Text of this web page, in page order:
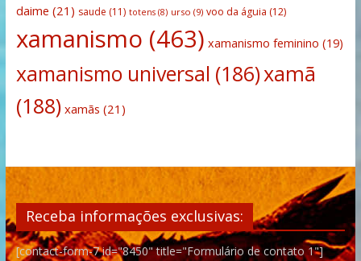
daime (21) saude (11) totens(8) urso (9) voo da águia (12)
xamanismo (463) xamanismo feminino (19)
xamanismo universal (186)xamã
(188) xamãs (21)
Receba informações exclusivas:
[contact-form-7 id="8450" title="Formulário de contato 1"]